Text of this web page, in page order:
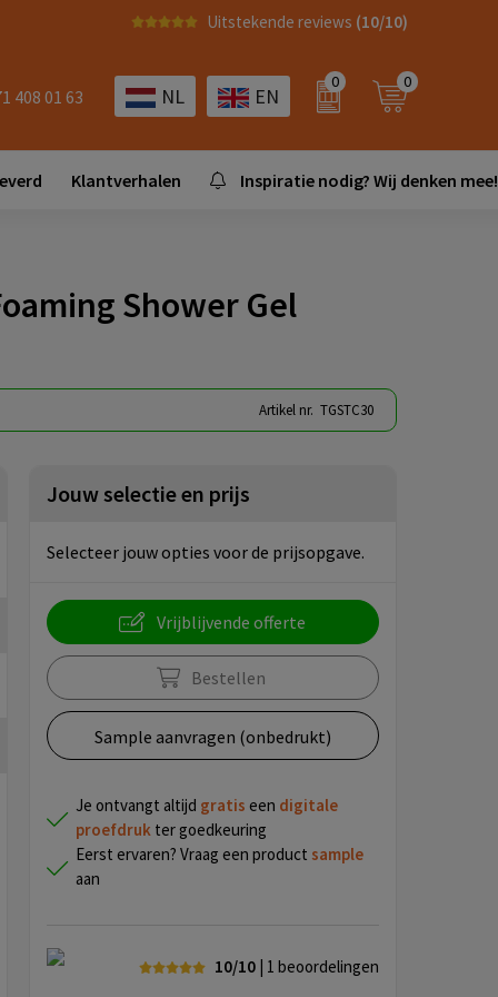
Uitstekende reviews (10/10)
408 01 63 NL EN
0 0
Klantverhalen Inspiratie nodig? Wij denken mee!
Shower Gel
Artikel nr. TGSTC30
Jouw selectie en prijs
Selecteer jouw opties voor de prijsopgave.
Vrijblijvende offerte
Bestellen
Sample aanvragen (onbedrukt)
Je ontvangt altijd gratis een digitale
proefdrukter goedkeuring
Eerst ervaren? Vraag een product sample
aan
10/10 | 1 beoordelingen